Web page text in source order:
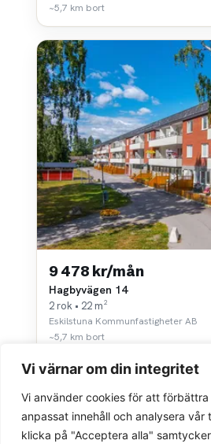
Vi värnar om din integritet
Vi använder cookies för att
anpassat innehåll och analysera vår
klicka på "Acceptera alla"
~5,7 km bort
9 478 kr/mån
Hagbyvägen 14
2 rok • 22 m²
Eskilstuna Kommunfastigheter AB
~5,7 km bort